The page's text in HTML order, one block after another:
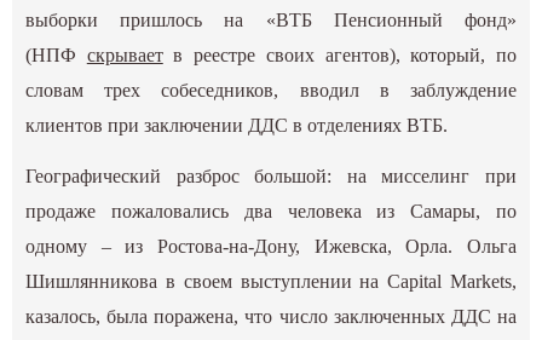
выборки пришлось на «ВТБ Пенсионный фонд»
(НПФ скрываетв реестре своих агентов), который, по
словам трех собеседников, вводил в заблуждение
клиентов при заключении ДДС в отделениях ВТБ.
Географический разброс большой: на мисселинг при
продаже пожаловались два человека из Самары, по
одному – из Ростова-на-Дону, Ижевска, Орла. Ольга
Шишлянникова в своем выступлении на Capital Markets,
казалось, была поражена, что число заключенных ДДС на